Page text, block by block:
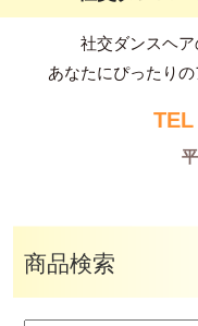
社交ダンスヘア
あなたにぴったり
TEL
商品検索